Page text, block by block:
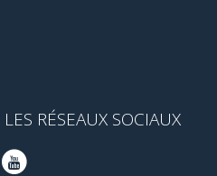
RÉSEAUX SOCIAUX